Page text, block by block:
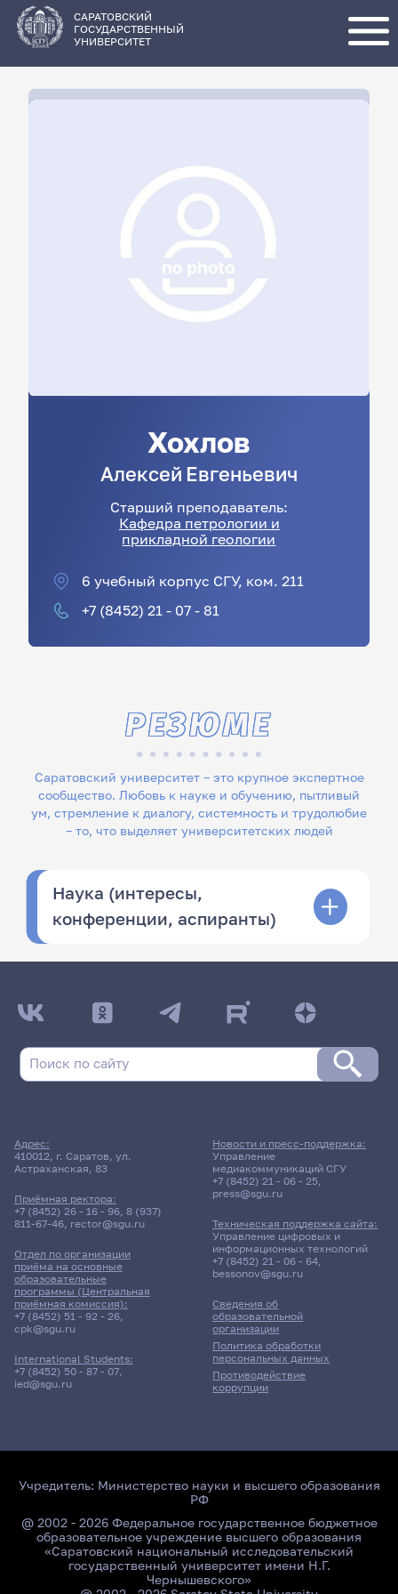
основному
содержанию
САРАТОВСКИЙ
ГОСУДАРСТВЕННЫЙ
УНИВЕРСИТЕТ
Хохлов
Алексей Евгеньевич
Старший преподаватель:
Кафедра петрологии и
прикладной геологии
6 учебный корпус СГУ, ком. 211
+7 (8452) 21 - 07 - 81
Саратовский университет – это крупное экспертное
сообщество. Любовь к науке и обучению, пытливый
ум, стремление к диалогу, системность и трудолюбие
– то, что выделяет университетских людей
РЕЗЮМЕ
Наука (интересы,
конференции, аспиранты)
Адрес:
410012, г. Саратов, ул.
Астраханская, 83
Приёмная ректора:
+7 (8452) 26 - 16 - 96, 8 (937)
811-67-46, rector@sgu.ru
Отдел по организации
приёма на основные
образовательные
программы (Центральная
приёмная комиссия):
+7 (8452) 51 - 92 - 26,
cpk@sgu.ru
International Students:
+7 (8452) 50 - 87 - 07,
ied@sgu.ru
Сведения об
образовательной
организации
Политика обработки
персональных данных
Противодействие
коррупции
Новости и пресс-поддержка:
Управление
медиакоммуникаций СГУ
+7 (8452) 21 - 06 - 25,
press@sgu.ru
Техническая поддержка сайта:
Управление цифровых и
информационных технологий
+7 (8452) 21 - 06 - 64,
bessonov@sgu.ru
Учредитель: Министерство науки и высшего образования
РФ
@ 2002 - 2026 Федеральное государственное бюджетное
образовательное учреждение высшего образования
«Саратовский национальный исследовательский
государственный университет имени Н.Г.
Чернышевского»